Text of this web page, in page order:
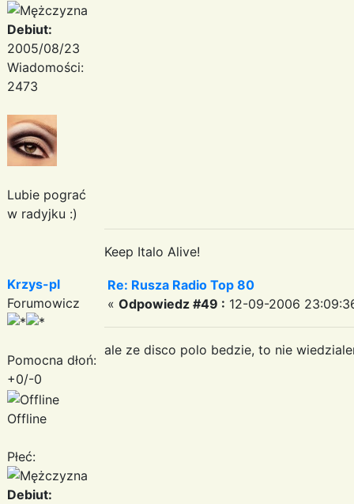
Debiut:
2005/08/23
Wiadomości:
2473
Lubie pograć
w radyjku :)
Keep Italo Alive!
Krzys-pl
Forumowicz
Pomocna dłoń:
+0/-0
Offline
Płeć:
Debiut:
Re: Rusza Radio Top 80
« Odpowiedz #49 : 12-09-2006
ale ze disco polo bedzie, to nie